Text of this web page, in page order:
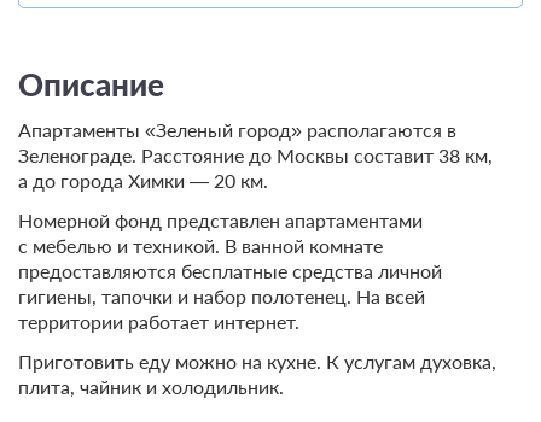
Описание
Апартаменты «Зеленый город» располагаются в
Зеленограде. Расстояние до Москвы составит 38 км,
а до города Химки — 20 км.
Номерной фонд представлен апартаментами
с мебелью и техникой. В ванной комнате
предоставляются бесплатные средства личной
гигиены, тапочки и набор полотенец. На всей
территории работает интернет.
Приготовить еду можно на кухне. К услугам духовка,
плита, чайник и холодильник.